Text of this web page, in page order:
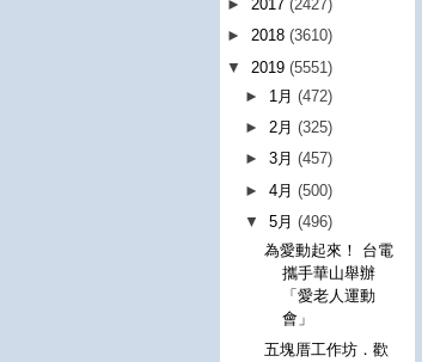
► 2017 (2427)
► 2018 (3610)
▼ 2019 (5551)
► 1月(472)
►2月(325)
►3月(457)
►4月(500)
▼5月(496)
為愛動起來！ 台電
攜手華山舉辦
「愛老人運動
會」
五塊厝工作坊．歡